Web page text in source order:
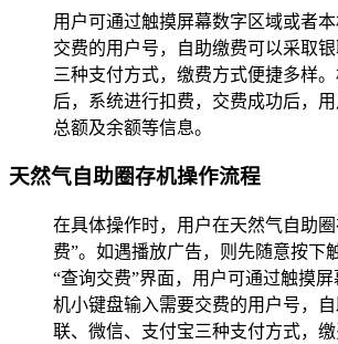
用户可通过触摸屏幕数字区域或者
交费的用户号，自助缴费可以采取
三种支付方式，缴费方式便捷多样
后，系统进行扣费，交费成功后，
总额及余额等信息。
天然气自助圈存机操作流程
在具体操作时，用户在天然气自助
费”。如遇播放广告，则先随意按下
“查询交费”界面，用户可通过触摸
机小键盘输入需要交费的用户号，
联、微信、支付宝三种支付方式，缴